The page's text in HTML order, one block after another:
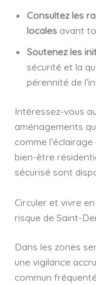
Consultez les
localesavant
Soutenez les
sécurité et la
pérennité de
Intéressez-vous
aménagements
comme
bien-être
sécurisé sont
Circuler et vivre
risque de Saint-
Dans les zones
une vigilance
commun